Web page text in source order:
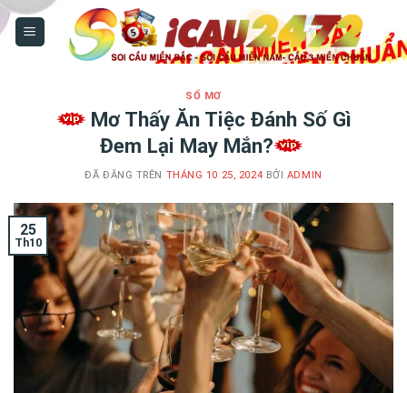
Chuyển
đến
SỔ MƠ
Mơ Thấy Ăn Tiệc Đánh Số Gì
Đem Lại May Mắn?
ĐÃ ĐĂNG TRÊN THÁNG 10 25, 2024 BỞI ADMIN
25
Th10